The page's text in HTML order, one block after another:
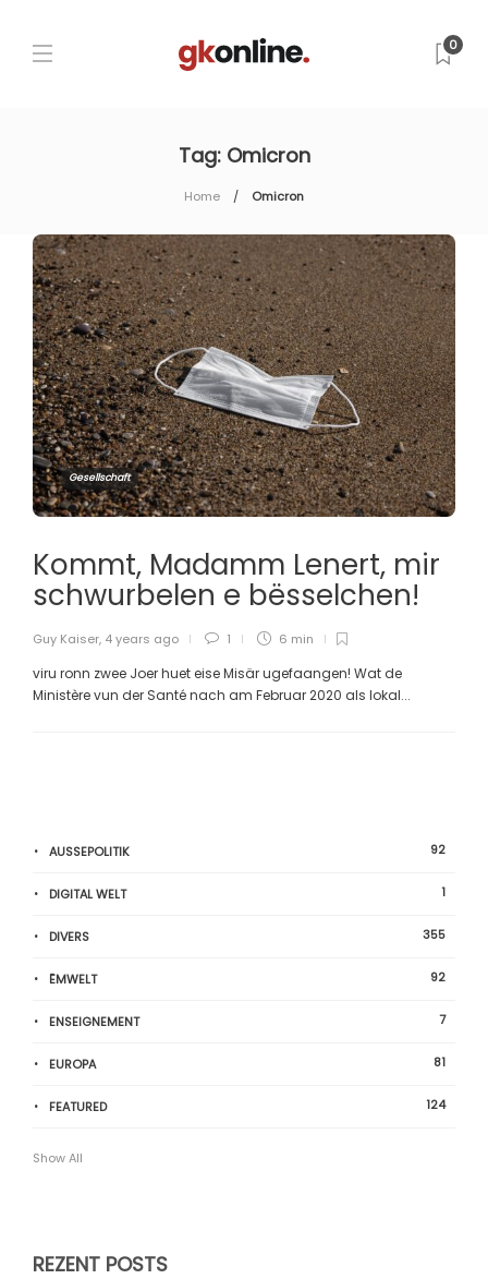
0
Tag: Omicron
Home Omicron
Gesellschaft
Kommt, Madamm Lenert, mir
schwurbelen e bësselchen!
Guy Kaiser, 4 years ago 1 6 min
viru ronn zwee Joer huet eise Misär ugefaangen! Wat de
Ministère vun der Santé nach am Februar 2020 als lokal...
AUSSEPOLITIK 92
DIGITAL WELT 1
DIVERS 355
ËMWELT 92
ENSEIGNEMENT 7
EUROPA 81
FEATURED 124
Show All
REZENT POSTS